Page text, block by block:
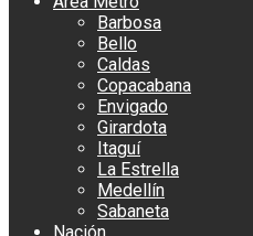
Barbosa
Bello
Caldas
Copacabana
Envigado
Girardota
Itaguí
La Estrella
Medellín
Sabaneta